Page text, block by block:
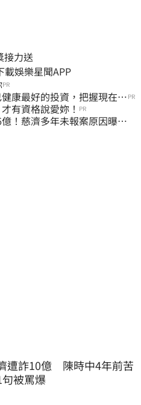
力送
動態 即刻下載娛樂星聞APP
PR
康最好的投資，把握現在不 PR
有資格說愛妳！ PR
！慈濟多年未報案原因曝：
遭詐10億　陳時中4年前苦
被罵爆